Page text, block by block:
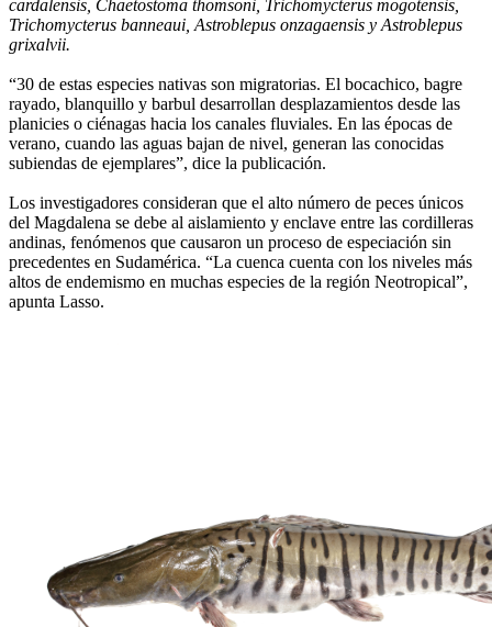
cardalensis, Chaetostoma thomsoni, Trichomycterus mogotensis,
Trichomycterus banneaui, Astroblepus onzagaensis y Astroblepus
grixalvii.
“30 de estas especies nativas son migratorias. El bocachico, bagre
rayado, blanquillo y barbul desarrollan desplazamientos desde las
planicies o ciénagas hacia los canales fluviales. En las épocas de
verano, cuando las aguas bajan de nivel, generan las conocidas
subiendas de ejemplares”, dice la publicación.
Los investigadores consideran que el alto número de peces únicos
del Magdalena se debe al aislamiento y enclave entre las cordilleras
andinas, fenómenos que causaron un proceso de especiación sin
precedentes en Sudamérica. “La cuenca cuenta con los niveles más
altos de endemismo en muchas especies de la región Neotropical”,
apunta Lasso.